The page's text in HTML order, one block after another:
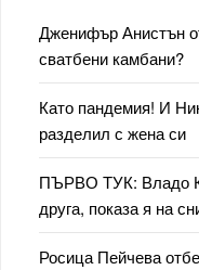
Дженифър Анистън
сватбени камбани?
Като пандемия! И
разделил с жена си
ПЪРВО ТУК: Владо
друга, показа я на
Росица Пейчева